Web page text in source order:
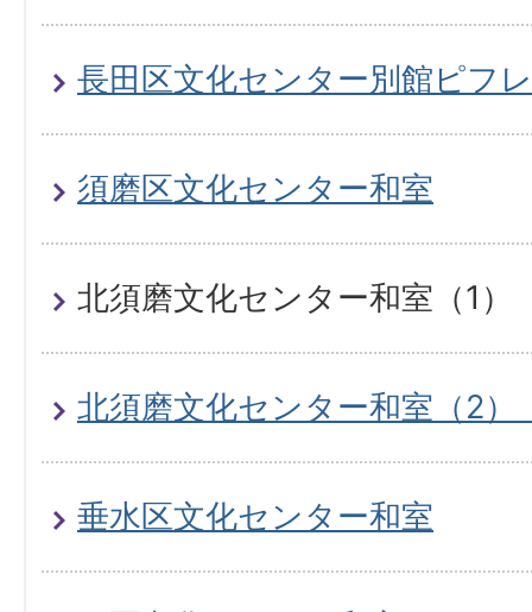
長田区文化センター別館ピフ
須磨区文化センター和室
北須磨文化センター和室（1）
北須磨文化センター和室（2）
垂水区文化センター和室